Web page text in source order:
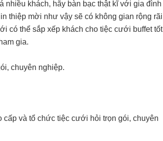
khách, hãy bàn bạc thật kĩ với gia đình
thiệp mời như vậy sẽ có không gian rộng rãi
có thể sắp xếp khách cho tiệc cưới buffet tốt
gia.
chuyên nghiệp.
cấp và tổ chức tiệc cưới hỏi trọn gói, chuyên